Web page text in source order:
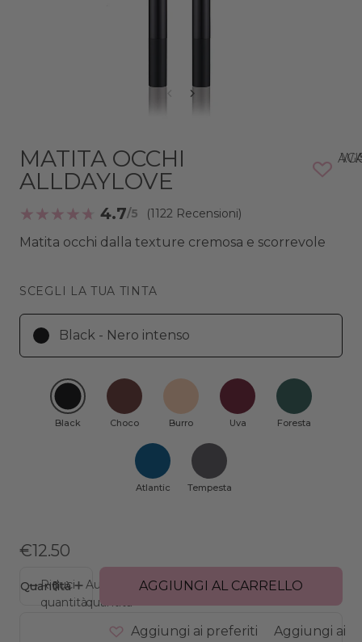
MATITA OCCHI
ALLDAYLOVE
4.7 (1122 Recensioni)
Matita occhi dalla texture cremosa e scorrevole
SCEGLI LA TUA TINTA
Black
Black - Nero intenso
Choco Burro Uva Foresta
Atlantic Tempesta
€12.50
Riduci
quantità
Quantità
Aumenta
quantità
AGGIUNGI AL CARRELLO
Aggiungi ai preferiti
Aggiungi ai